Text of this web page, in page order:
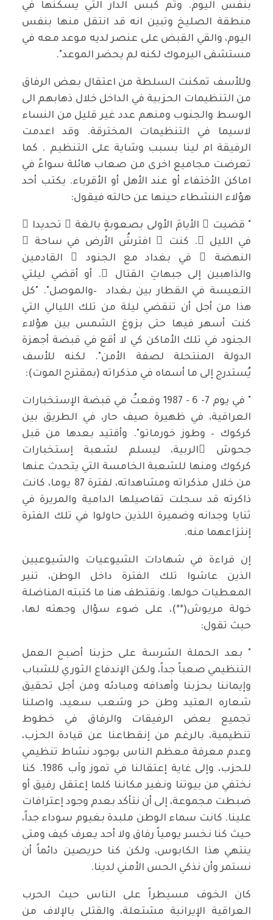
بنفس اليوم. وتم كبس الدار التي يسكنها في
منطقة الصليخ وتبين انه قد انتقل منها بنفس
اليوم، والقي القبض على عنصر لديه موعد معه في
مستشفى اليرموك لكنه لم يحضر الموعد".
وللأسف تمكنت السلطة من اعتقال بعض الرفاق
من التنظيمات الحزبية في الداخل خلال ذهابهم الى
الوسط والجنوب ومنهم عدد غير قليل من النساء
لاسيما في التنظيمات المخترقة. وقد اعدمت
الرفيقة ام لينا بسبب وشاية على التنظيم . كما
تعرضت مجاميع اخرى من صعاب هائلة سواءً في
اماكن الأختفاء أو عند الأهل أو الأقرباء. يكتب أحد
هؤلاء النشطاء حينها عن حالته فيقول:
" قضيت ُ الأيامَ الأولى بصعوبةٍ بالغة ٍ تحديدا ً
في الليل ِ. كنت ُ افترشُ الأرض في ساحة ِ
النهضة ِ في بغداد مع الجنود ِ القادمين
والذاهبين إلى جبهاتِ القتال ِ. أو أقضي ليلتي
التعيسة في القطار بين بغداد –والموصل". "كل
هذا من أجل أن تنقضي ليلة من تلك الليالي التي
كنت أسهر فيها حتى بزوغ الشمس بين هؤلاء
الجنود في تلك الأماكن كي لا أقع في قبضة أجهزة
الدولة المنتحلة لصفة الأمن". لكنه للأسف
يُستدرج إلى ما أسماه في مذكراته (بمقترح الموت):
" في يوم 7- 6 - 1987 وقعتُ في قبضة الإستخبارات
العراقية، في ظهيرة صيف حار، في الطريق بين
كركوك – وطوز خورماتو". وأقتيد بعدها من قبل
جحوش ِالربية، ليسلم لشعبة إستخبارات
كركوك ومنها للشعبة الخامسة التي يتحدث عنها
من خلال مذكراته ومشاهداته، لفترة 87 يوما، كانت
ذاكرته قد سجلت تفاصيلها الدامية والمريرة في
ثنايا وجدانه وضميرة اللذين حاولوا في تلك الفترة
إنتزاعهما منه.
إن قراءة في شهادات الشيوعيات والشيوعيين
الذين عاشوا تلك الفترة داخل الوطن، تنير
المعطيات حولها. ونقتطف هنا ما كتبته المناضلة
خولة مريوش(**)، على ضوء سؤال وجهته لها،
حيث تقول:
" بعد الحملة الشرسة على حزبنا أصبح العمل
التنظيمي صعباً جداً، ولكن الإندفاع الثوري للشباب
وإيماننا بحزبنا وأهدافه ومبادئه ومن أجل تحقيق
شعاره العتيد وطن حر وشعب سعيد، واصلنا
تجميع بعض الرفيقات والرفاق في خطوط
تنظيمية، بالرغم من إنقطاعنا عن قيادة الحزب،
وعدم معرفة معظم الناس بوجود نشاط تنظيمي
للحزب، وإلى غاية إعتقالنا في تموز وآب 1986. كنا
نختفي من بيوتنا ونغير مكاننا كلما إعتقل رفيق أو
ضبطت مجموعة، إلى أن نتأكد بعدم وجود إعترافات
علينا. كانت سماء الوطن ملبدة بغيوم سوداء جداً،
حيث كنا نخسر يومياً رفاق ولا أحد يعرف كيف ومتى
ينتهي هذا الكابوس، ولكن كنا حريصين دائماً أن
نستمر وأن نذكي الحس الأمني لدينا.
كان الخوف مسيطراً على الناس حيث الحرب
العراقية الإيرانية مشتعلة، والقتلى بالإلاف من